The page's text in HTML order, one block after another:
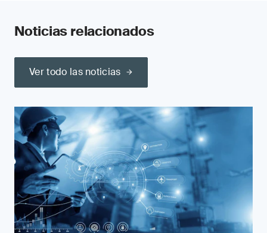
Noticias relacionados
Ver todo las noticias